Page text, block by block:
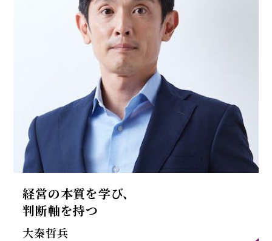
経営の本質を学び、
判断軸を持つ
大秦哲兵